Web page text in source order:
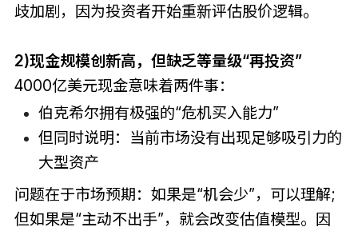
歧加剧，因为投资者开始重新评估股价逻辑。
2)现金规模创新高，但缺乏等量级“再投资”
4000亿美元现金意味着两件事：
伯克希尔拥有极强的“危机买入能力”
但同时说明：当前市场没有出现足够吸引力的
大型资产
问题在于市场预期：如果是“机会少”，可以理解;
但如果是“主动不出手”，就会改变估值模型。因